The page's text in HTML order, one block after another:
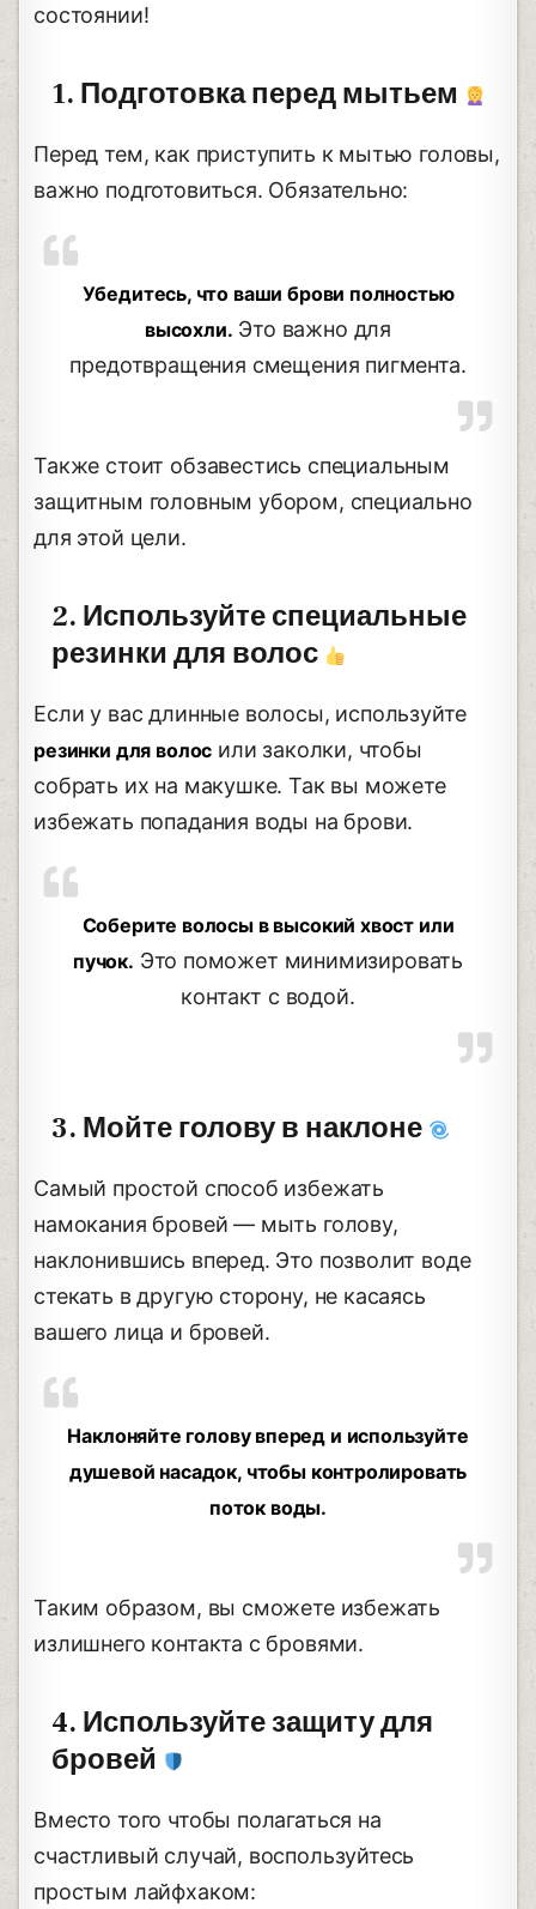
состоянии!
1. Подготовка перед мытьем
Перед тем, как приступить к мытью головы,
важно подготовиться. Обязательно:
Убедитесь, что ваши брови полностью
высохли. Это важно для
предотвращения смещения пигмента.
Также стоит обзавестись специальным
защитным головным убором, специально
для этой цели.
2. Используйте специальные
резинки для волос
Если у вас длинные волосы, используйте
резинки для волос или заколки, чтобы
собрать их на макушке. Так вы можете
избежать попадания воды на брови.
Соберите волосы в высокий хвост или
пучок. Это поможет минимизировать
контакт с водой.
3. Мойте голову в наклоне
Самый простой способ избежать
намокания бровей — мыть голову,
наклонившись вперед. Это позволит воде
стекать в другую сторону, не касаясь
вашего лица и бровей.
Наклоняйте голову вперед и используйте
душевой насадок, чтобы контролировать
поток воды.
Таким образом, вы сможете избежать
излишнего контакта с бровями.
4. Используйте защиту для
бровей
Вместо того чтобы полагаться на
счастливый случай, воспользуйтесь
простым лайфхаком: